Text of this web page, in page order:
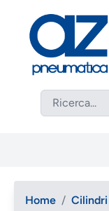
Home /